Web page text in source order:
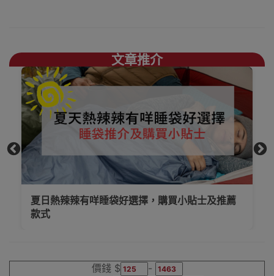
文章推介
夏日熱辣辣有咩睡袋好選擇，購買小貼士及推薦
款式
價錢 $
-